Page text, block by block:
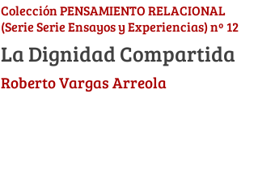
Colección PENSAMIENTO RELACIONAL
(Serie Serie Ensayos y Experiencias) nº 12
La Dignidad Compartida
Roberto Vargas Arreola